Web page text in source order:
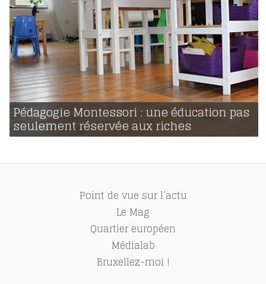
Pédagogie Montessori : une éducation pas
seulement réservée aux riches
voir
27 | 03 | 2017
16414
Point de vue sur l’actu
Le Mag
Quartier européen
Médialab
Bruxellez-moi !